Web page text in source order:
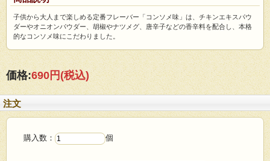
子供から大人まで楽しめる定番フレーバー「コンソメ味」は、チキンエキスパウ
ダーやオニオンパウダー、胡椒やナツメグ、唐辛子などの香辛料を配合し、本格
的なコンソメ味にこだわりました。
価格:690円(税込)
注文
購入数： 個